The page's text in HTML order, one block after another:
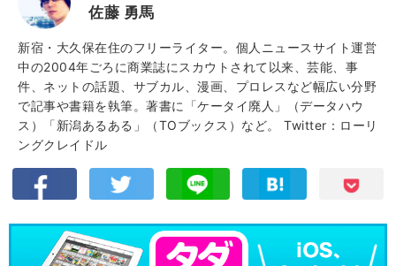
佐藤 勇馬
新宿・大久保在住のフリーライター。個人ニュースサイト運営
中の2004年ごろに商業誌にスカウトされて以来、芸能、事
件、ネットの話題、サブカル、漫画、プロレスなど幅広い分野
で記事や書籍を執筆。著書に「ケータイ廃人」（データハウ
ス）「新潟あるある」（TOブックス）など。 Twitter：ローリ
ングクレイドル